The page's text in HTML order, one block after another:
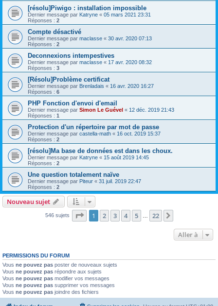
[résolu]Piwigo : installation impossible
Dernier message par Katryne « 05 mars 2021 23:31
Réponses : 2
Compte désactivé
Dernier message par maclasse « 30 avr. 2020 07:13
Réponses : 2
Deconnexions intempestives
Dernier message par maclasse « 17 avr. 2020 08:32
Réponses : 3
[Résolu]Problème certificat
Dernier message par Brenladais « 16 avr. 2020 16:27
Réponses : 6
PHP Fonction d'envoi d'email
Dernier message par Simon Le Guével « 12 déc. 2019 21:43
Réponses : 1
Protection d'un répertoire par mot de passe
Dernier message par castella-math « 16 oct. 2019 15:37
Réponses : 2
[résolu]Ma base de données est dans les choux.
Dernier message par Katryne « 15 août 2019 14:45
Réponses : 2
Une question totalement naïve
Dernier message par Piteur « 31 juil. 2019 22:47
Réponses : 2
Nouveau sujet
546 sujets Page 1sur22
1 2 3 4 5 22
Aller à
PERMISSIONS DU FORUM
Vous ne pouvez pas poster de nouveaux sujets
Vous ne pouvez pas répondre aux sujets
Vous ne pouvez pas modifier vos messages
Vous ne pouvez pas supprimer vos messages
Vous ne pouvez pas joindre des fichiers